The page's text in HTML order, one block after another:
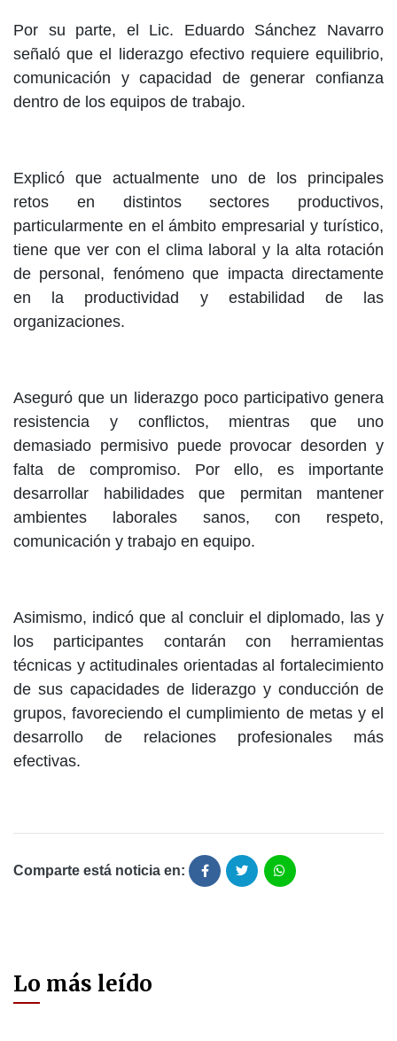
Por su parte, el Lic. Eduardo Sánchez Navarro
señaló que el liderazgo efectivo requiere equilibrio,
comunicación y capacidad de generar confianza
dentro de los equipos de trabajo.
Explicó que actualmente uno de los principales
retos en distintos sectores productivos,
particularmente en el ámbito empresarial y turístico,
tiene que ver con el clima laboral y la alta rotación
de personal, fenómeno que impacta directamente
en la productividad y estabilidad de las
organizaciones.
Aseguró que un liderazgo poco participativo genera
resistencia y conflictos, mientras que uno
demasiado permisivo puede provocar desorden y
falta de compromiso. Por ello, es importante
desarrollar habilidades que permitan mantener
ambientes laborales sanos, con respeto,
comunicación y trabajo en equipo.
Asimismo, indicó que al concluir el diplomado, las y
los participantes contarán con herramientas
técnicas y actitudinales orientadas al fortalecimiento
de sus capacidades de liderazgo y conducción de
grupos, favoreciendo el cumplimiento de metas y el
desarrollo de relaciones profesionales más
efectivas.
Comparte está noticia en:
Lo más leído